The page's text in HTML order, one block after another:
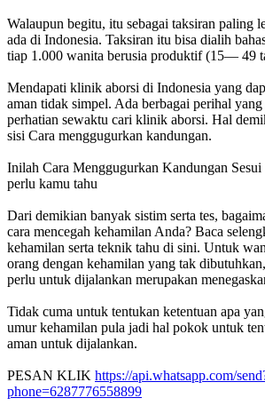
Walaupun begitu, itu sebagai taksiran paling
ada di Indonesia. Taksiran itu bisa dialih
tiap 1.000 wanita berusia produktif (15— 49
Mendapati klinik aborsi di Indonesia yang
aman tidak simpel. Ada berbagai perihal
perhatian sewaktu cari klinik aborsi. Hal
sisi Cara menggugurkan kandungan.
Inilah Cara Menggugurkan Kandungan
perlu kamu tahu
Dari demikian banyak sistim serta tes,
cara mencegah kehamilan Anda? Baca
kehamilan serta teknik tahu di sini. Untuk
orang dengan kehamilan yang tak
perlu untuk dijalankan merupakan
Tidak cuma untuk tentukan ketentuan apa
umur kehamilan pula jadi hal pokok untuk
aman untuk dijalankan.
PESAN KLIK https://api.whatsapp.com/
phone=6287776558899